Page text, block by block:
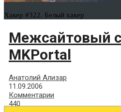
Хакер #322. Белый хакер
Межсайтовый
MKPortal
Анатолий Ализар
11.09.2006
Комментарии
440